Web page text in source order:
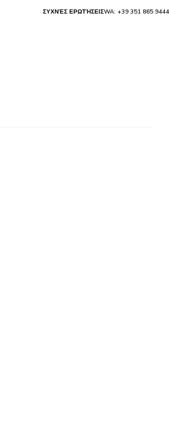
ΣΥΧΝΈΣ ΕΡΩΤΉΣΕΙΣWA: +39 351 865 9444